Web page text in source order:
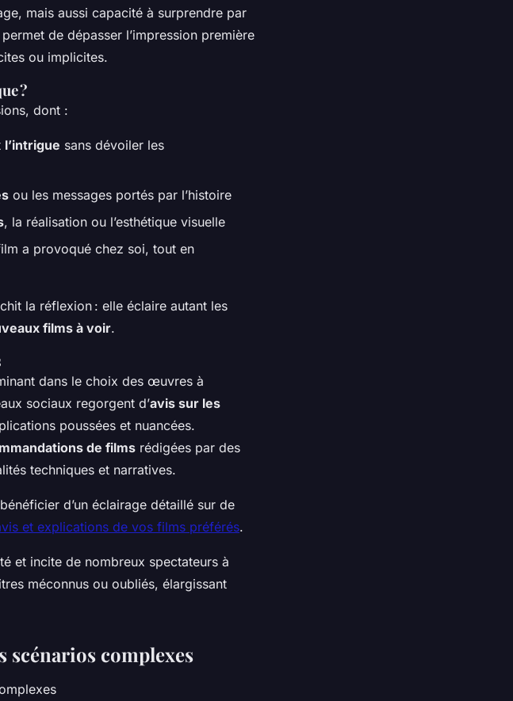
mais aussi capacité à surprendre par
de dépasser l’impression première
ou implicites.
?
dont :
l’intrigue sans dévoiler les
ou les messages portés par l’histoire
, la réalisation ou l’esthétique visuelle
a provoqué chez soi, tout en
la réflexion : elle éclaire autant les
films à voir.
dans le choix des œuvres à
sociaux regorgent d’avis sur les
poussées et nuancées.
de films rédigées par des
techniques et narratives.
d’un éclairage détaillé sur de
et explications de vos films préférés.
et incite de nombreux spectateurs à
méconnus ou oubliés, élargissant
scénarios complexes